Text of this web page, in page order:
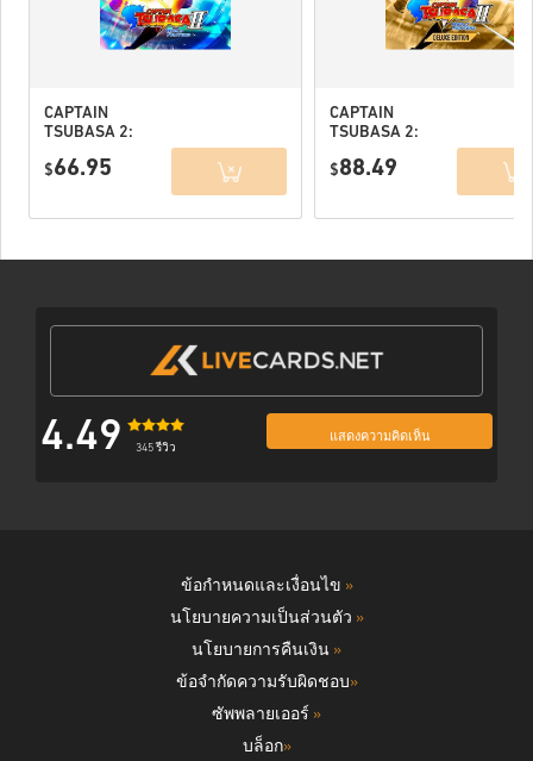
CAPTAIN
TSUBASA 2:
FIGHTERS PC
$66.95
CAPTAIN
TSUBASA 2:
FIGHTERS
$88.49
4.49 345 รีวิว
แสดงความคิดเห็น
ข้อกำหนดและเงื่อนไข »
นโยบายความเป็นส่วนตัว »
นโยบายการคืนเงิน »
ข้อจำกัดความรับผิดชอบ»
ซัพพลายเออร์ »
บล็อก»